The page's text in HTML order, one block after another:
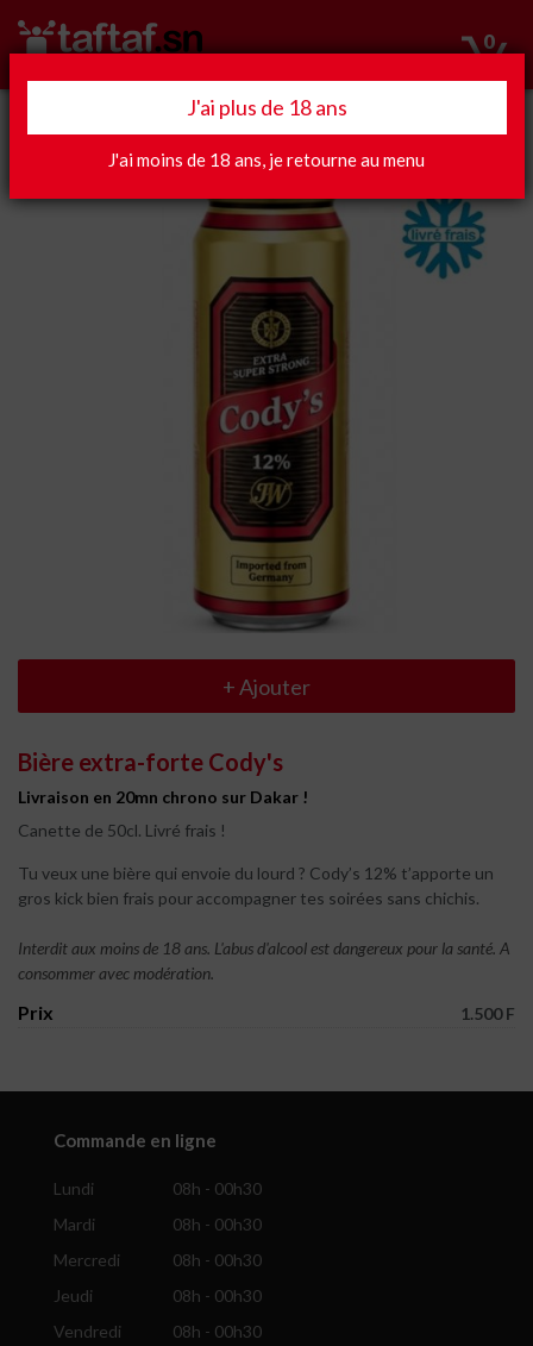
J'ai plus de 18 ans
J'ai moins de 18 ans, je retourne au menu
0
Apéro
+Ajouter
Bière extra-forte Cody's
Livraison en 20mn chrono sur Dakar !
Canette de 50cl. Livré frais !
Tu veux une bière qui envoie du lourd ? Cody’s 12% t’apporte un
gros kick bien frais pour accompagner tes soirées sans chichis.
Interdit aux moins de 18 ans. L'abus d'alcool est dangereux pour la santé. A
consommer avec modération.
Prix 1.500 F
Commande en ligne
Lundi
08h - 00h30
Mardi
08h - 00h30
Mercredi
08h - 00h30
Jeudi
08h - 00h30
Vendredi
08h - 00h30